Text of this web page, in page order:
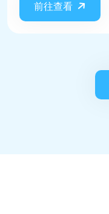
前往查看